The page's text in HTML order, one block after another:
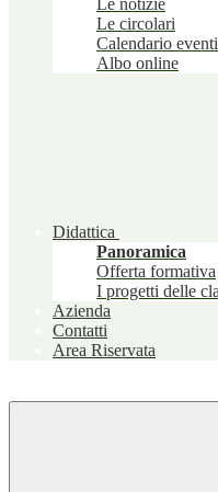
Le notizie
Le circolari
Calendario eventi
Albo online
Didattica
Panoramica
Offerta formativa
I progetti delle
Azienda
Contatti
Area Riservata